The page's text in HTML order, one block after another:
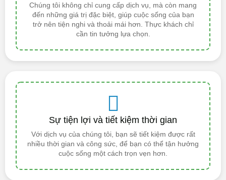
Chúng tôi không chỉ cung cấp dịch vụ, mà còn mang
đến những giá trị đặc biệt, giúp cuộc sống của bạn
trở nên tiện nghi và thoải mái hơn. Thực khách chỉ
cần tin tưởng lựa chọn.
Sự tiện lợi và tiết kiệm thời gian
Với dịch vụ của chúng tôi, bạn sẽ tiết kiệm được rất
nhiều thời gian và công sức, để bạn có thể tận hưởng
cuộc sống một cách trọn vẹn hơn.